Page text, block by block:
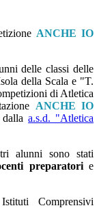
ANCHE IO
delle classi delle
della Scala e "T.
di Atletica
ANCHE IO
dallaa.s.d. "Atletica
alunni sono stati
preparatorie
Comprensivi